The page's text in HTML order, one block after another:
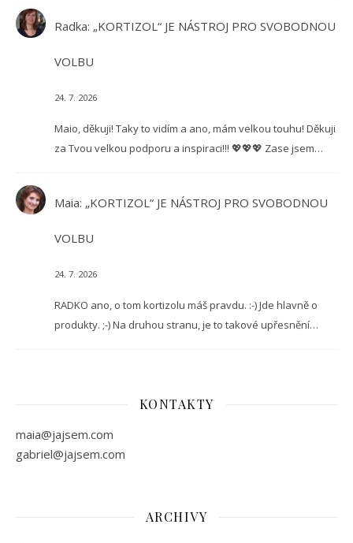
Radka: „KORTIZOL“ JE NÁSTROJ PRO SVOBODNOU
VOLBU
24. 7. 2026
Maio, děkuji! Taky to vidím a ano, mám velkou touhu! Děkuji
za Tvou velkou podporu a inspiraci!!! 💖💖💖 Zase jsem…
Maia: „KORTIZOL“ JE NÁSTROJ PRO SVOBODNOU
VOLBU
24. 7. 2026
RADKO ano, o tom kortizolu máš pravdu. :-) Jde hlavně o
produkty. ;-) Na druhou stranu, je to takové upřesnění…
KONTAKTY
maia@jajsem.com
gabriel@jajsem.com
ARCHIVY